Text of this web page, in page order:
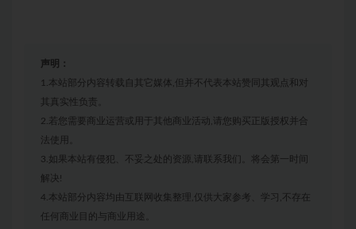
声明：
1.本站部分内容转载自其它媒体,但并不代表本站赞同其观点和对
其真实性负责。
2.若您需要商业运营或用于其他商业活动,请您购买正版授权并合
法使用。
3.如果本站有侵犯、不妥之处的资源,请联系我们。将会第一时间
解决!
4.本站部分内容均由互联网收集整理,仅供大家参考、学习,不存在
任何商业目的与商业用途。